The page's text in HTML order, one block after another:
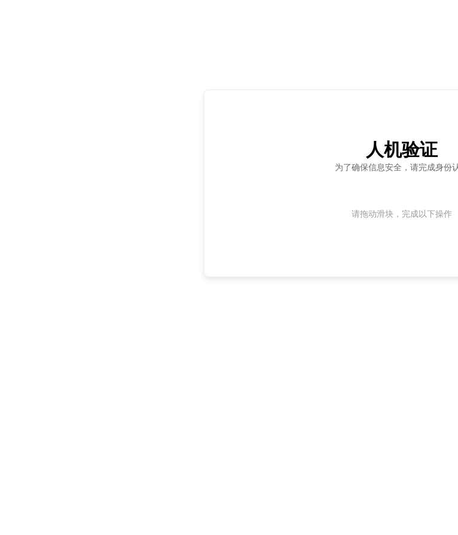
人机验证
为了确保信息安全，请完成身份
请拖动滑块，完成以下操作